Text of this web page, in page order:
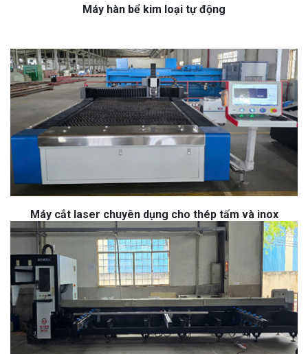
Máy hàn bể kim loại tự động
Máy cắt laser chuyên dụng cho thép tấm và inox